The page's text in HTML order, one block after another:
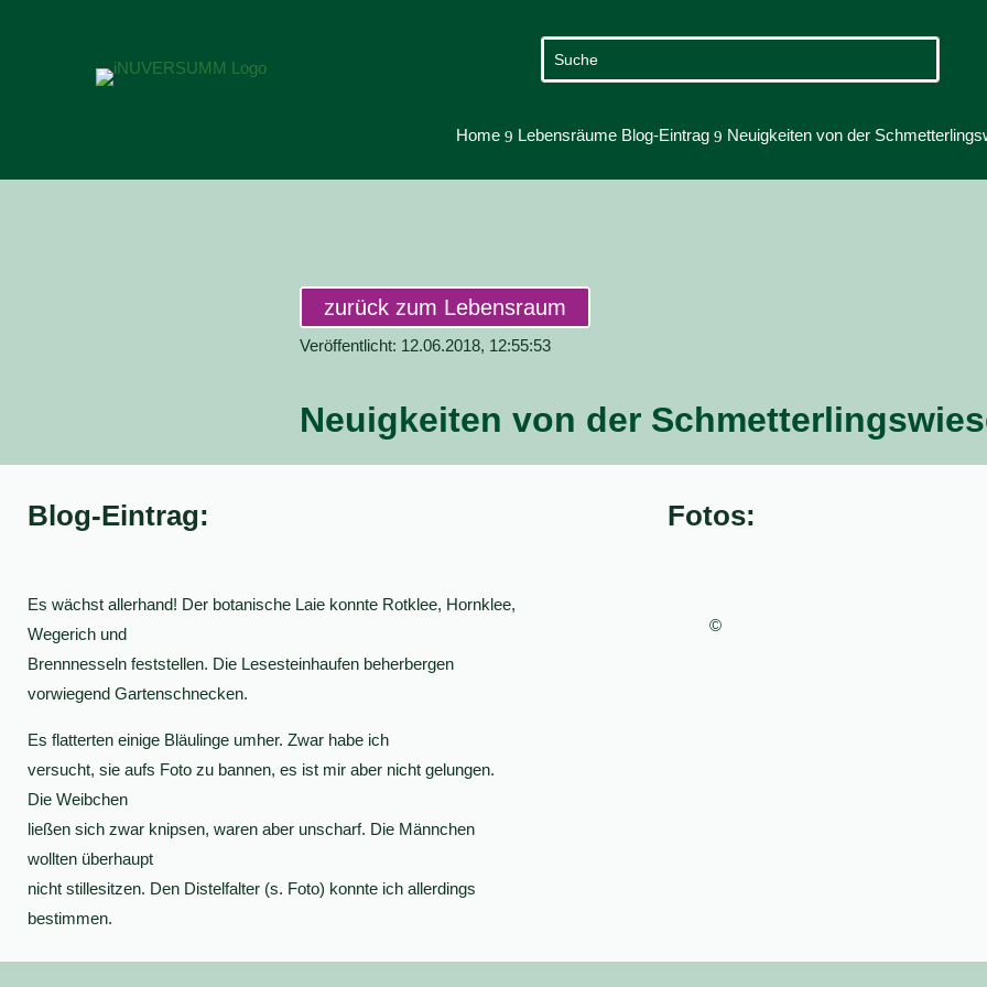
Home 9 Lebensräume Blog-Eintrag 9 Neuigkeiten von der
zurück zum Lebensraum
Veröffentlicht: 12.06.2018, 12:55:53
Neuigkeiten von der
Blog-Eintrag:
Es wächst allerhand! Der botanische Laie konnte Rotklee, Hornklee,
Wegerich und
Brennnesseln feststellen. Die Lesesteinhaufen beherbergen
vorwiegend Gartenschnecken.
Es flatterten einige Bläulinge umher. Zwar habe ich
versucht, sie aufs Foto zu bannen, es ist mir aber nicht gelungen.
Die Weibchen
ließen sich zwar knipsen, waren aber unscharf. Die Männchen
wollten überhaupt
nicht stillesitzen. Den Distelfalter (s. Foto) konnte ich allerdings
bestimmen.
Fotos:
©